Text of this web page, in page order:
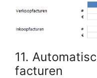
11.
facturen